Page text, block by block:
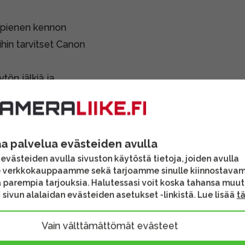
kennon
tarvitset Canon
jälkiä ja
Linssipinnat
ja
voivat
palvelua evästeiden avulla
evästeiden avulla sivuston käytöstä tietoja, joiden avulla
verkkokauppaamme sekä tarjoamme sinulle
tarjouksia. Halutessasi voit koska tahansa
sivun alalaidan evästeiden asetukset -linkistä. Lue lisää
Vain välttämättömät evästeet